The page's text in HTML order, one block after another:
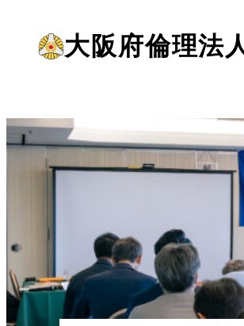
ン
テ
移
動
大阪府倫理法